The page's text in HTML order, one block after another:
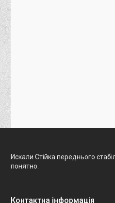
Искали Стійка переднього
понятно.